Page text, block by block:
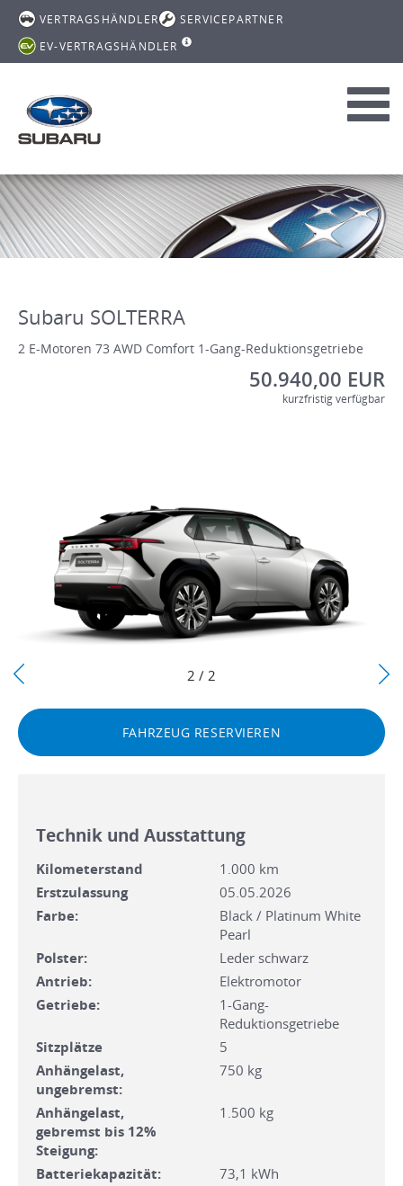
VERTRAGSHÄNDLER
SERVICEPARTNER
EV-VERTRAGSHÄNDLER
Subaru SOLTERRA
2 E-Motoren 73 AWD Comfort 1-Gang-Reduktionsgetriebe
50.940,00 EUR
kurzfristig verfügbar
2 / 2
FAHRZEUG RESERVIEREN
Technik und Ausstattung
Kilometerstand
1.000 km
Erstzulassung
05.05.2026
Farbe:
Black / Platinum White
Pearl
Polster:
Leder schwarz
Antrieb:
Elektromotor
Getriebe:
1-Gang-
Reduktionsgetriebe
Sitzplätze
5
Anhängelast,
ungebremst:
750 kg
Anhängelast,
gebremst bis 12%
Steigung:
1.500 kg
Batteriekapazität:
73,1 kWh